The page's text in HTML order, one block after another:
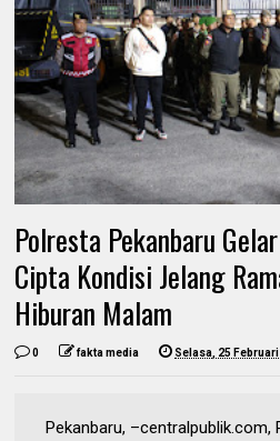
Polresta Pekanbaru
Cipta Kondisi Jelang
Hiburan Malam
0 fakta media Selasa, 25
Pekanbaru, –centralpublik.com,